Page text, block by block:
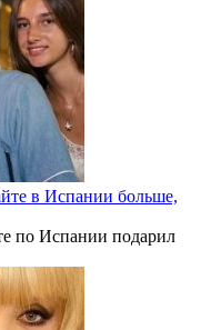
в Испании больше,
по Испании подарил